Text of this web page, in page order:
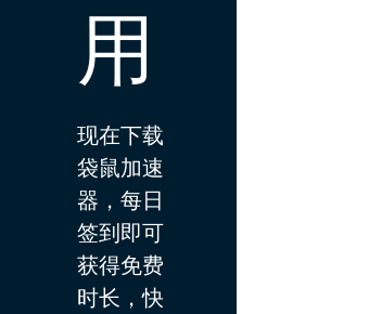
用
现在下载
袋鼠加速
器，每日
签到即可
获得免费
时长，快